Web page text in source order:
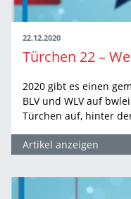
22.12.2020
Türchen 22 –
2020 gibt es einen
BLV und WLV auf
Türchen auf, hinter
Artikel anzeigen